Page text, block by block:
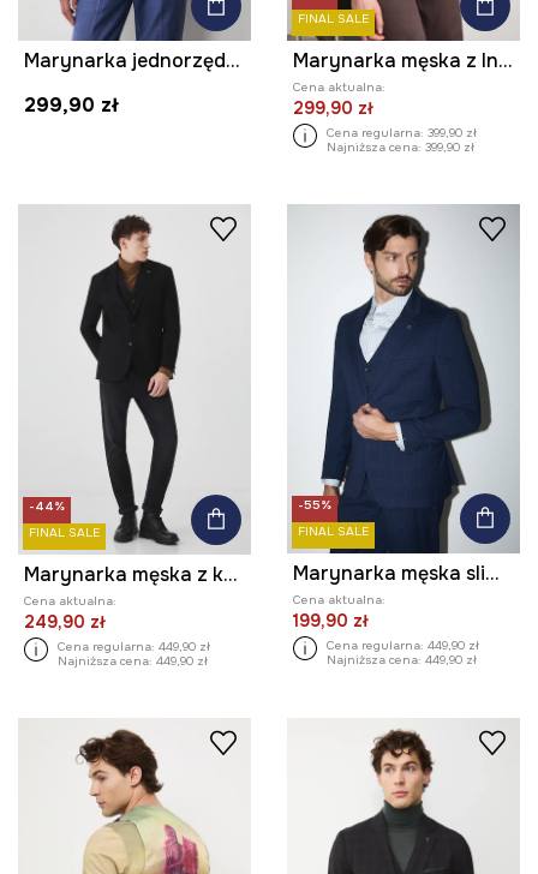
Marynarka jednorzędowa męska z lnem
299,90 zł
FINAL SALE
Marynarka męska z lnem
Cena aktualna:
299,90 zł
Cena regularna: 399,90 zł
Najniższa cena: 399,90 zł
-44%
FINAL SALE
Marynarka męska z kolekcji Zdzisław Beksiński x Medicine kolor czarny
Cena aktualna:
249,90 zł
Cena regularna: 449,90 zł
Najniższa cena: 449,90 zł
-55%
FINAL SALE
Marynarka męska slim w kratę
Cena aktualna:
199,90 zł
Cena regularna: 449,90 zł
Najniższa cena: 449,90 zł